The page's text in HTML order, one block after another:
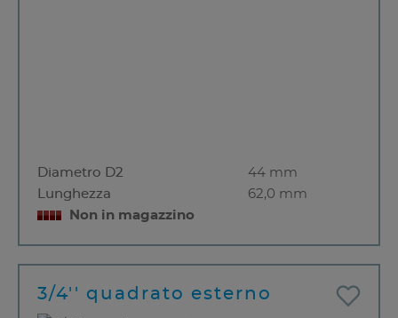
Diametro D2
44 mm
Lunghezza
62,0 mm
Non in magazzino
3/4'' quadrato esterno